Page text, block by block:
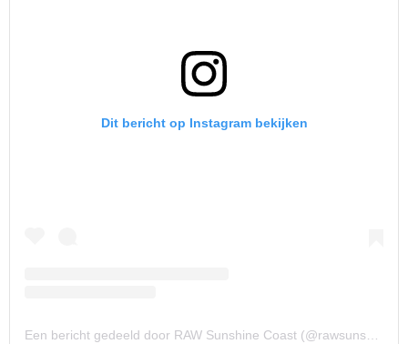
Dit bericht op Instagram bekijken
Een bericht gedeeld door RAW Sunshine Coast (@rawsunshinecoast)